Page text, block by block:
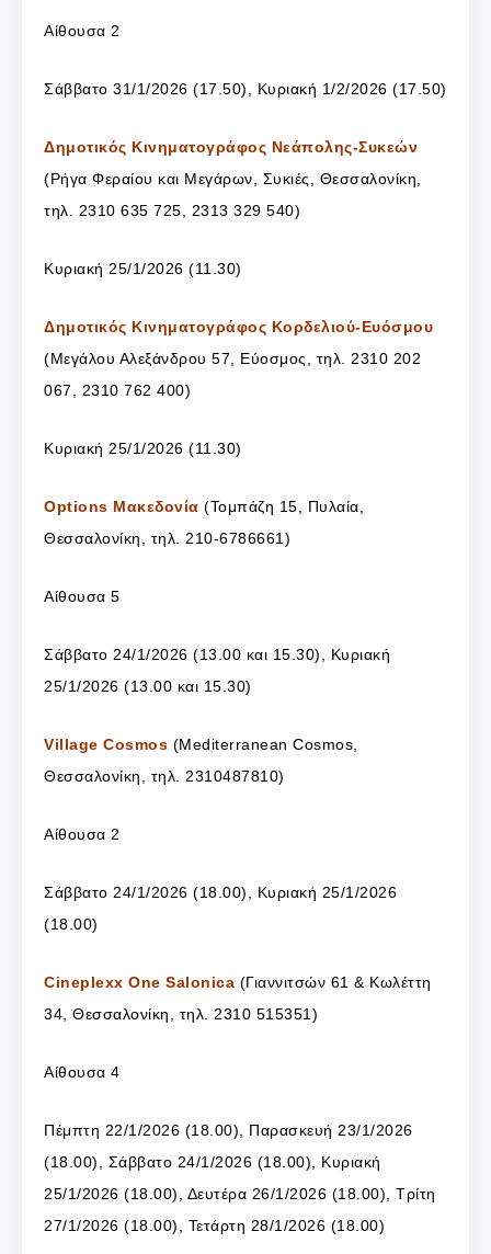
Αίθουσα 2
Σάββατο 31/1/2026 (17.50), Κυριακή 1/2/2026 (17.50)
Δημοτικός Κινηματογράφος Νεάπολης-Συκεών
(Ρήγα Φεραίου και Μεγάρων, Συκιές, Θεσσαλονίκη,
τηλ. 2310 635 725, 2313 329 540)
Κυριακή 25/1/2026 (11.30)
Δημοτικός Κινηματογράφος Κορδελιού-Ευόσμου
(Μεγάλου Αλεξάνδρου 57, Εύοσμος, τηλ. 2310 202
067, 2310 762 400)
Κυριακή 25/1/2026 (11.30)
Options Μακεδονία (Τομπάζη 15, Πυλαία,
Θεσσαλονίκη, τηλ. 210-6786661)
Αίθουσα 5
Σάββατο 24/1/2026 (13.00 και 15.30), Κυριακή
25/1/2026 (13.00 και 15.30)
Village Cosmos (Mediterranean Cosmos,
Θεσσαλονίκη, τηλ. 2310487810)
Αίθουσα 2
Σάββατο 24/1/2026 (18.00), Κυριακή 25/1/2026
(18.00)
Cineplexx One Salonica (Γιαννιτσών 61 & Κωλέττη
34, Θεσσαλονίκη, τηλ. 2310 515351)
Αίθουσα 4
Πέμπτη 22/1/2026 (18.00), Παρασκευή 23/1/2026
(18.00), Σάββατο 24/1/2026 (18.00), Κυριακή
25/1/2026 (18.00), Δευτέρα 26/1/2026 (18.00), Τρίτη
27/1/2026 (18.00), Τετάρτη 28/1/2026 (18.00)